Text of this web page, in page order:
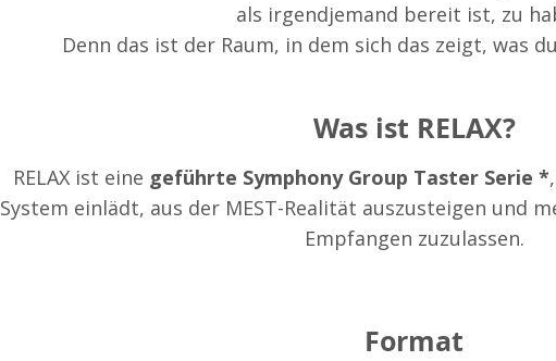
als irgendjemand bereit ist, zu
Denn das ist der Raum, in dem sich das zeigt, was
Was ist RELAX?
RELAX ist eine geführte Symphony Group Taster Serie *
System einlädt, aus der MEST-Realität auszusteigen und
Empfangen zuzulassen.
Format